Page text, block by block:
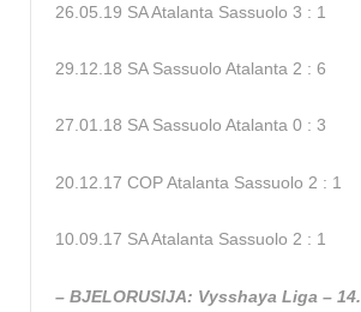
26.05.19 SA Atalanta Sassuolo 3 : 1
29.12.18 SA Sassuolo Atalanta 2 : 6
27.01.18 SA Sassuolo Atalanta 0 : 3
20.12.17 COP Atalanta Sassuolo 2 : 1
10.09.17 SA Atalanta Sassuolo 2 : 1
– BJELORUSIJA: Vysshaya Liga – 14.